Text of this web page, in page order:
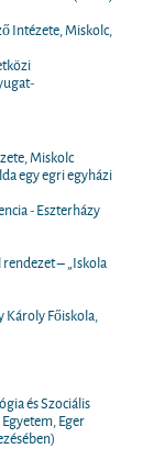
Intézete, Miskolc,
Miskolc
egy egri egyházi
- Eszterházy
– „Iskola
Károly Főiskola,
és Szociális
Eger